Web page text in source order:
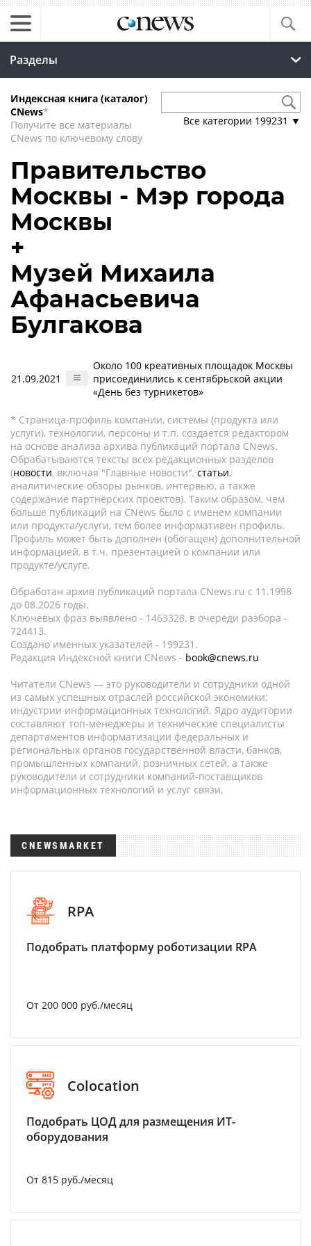
Разделы
Индексная книга (каталог)
CNews*
Получите все материалы
CNews по ключевому слову
Все категории 199231 ▼
Правительство
Москвы - Мэр города
Москвы
+
Музей Михаила
Афанасьевича
Булгакова
21.09.2021
Около 100 креативных площадок Москвы
присоединились к сентябрьской акции
«День без турникетов»
* Страница-профиль компании, системы (продукта или
услуги), технологии, персоны и т.п. создается редактором
на основе анализа архива публикаций портала CNews.
Обрабатываются тексты всех редакционных разделов
(новости, включая "Главные новости", статьи,
аналитические обзоры рынков, интервью, а также
содержание партнёрских проектов). Таким образом, чем
больше публикаций на CNews было с именем компании
или продукта/услуги, тем более информативен профиль.
Профиль может быть дополнен (обогащен) дополнительной
информацией, в т.ч. презентацией о компании или
продукте/услуге.
Обработан архив публикаций портала CNews.ru c 11.1998
до 08.2026 годы.
Ключевых фраз выявлено - 1463328, в очереди разбора -
724413.
Создано именных указателей - 199231.
Редакция Индексной книги CNews - book@cnews.ru
Читатели CNews — это руководители и сотрудники одной
из самых успешных отраслей российской экономики:
индустрии информационных технологий. Ядро аудитории
составляют топ-менеджеры и технические специалисты
департаментов информатизации федеральных и
региональных органов государственной власти, банков,
промышленных компаний, розничных сетей, а также
руководители и сотрудники компаний-поставщиков
информационных технологий и услуг связи.
CNEWSMARKET
RPA
Подобрать платформу роботизации RPA
От 200 000 руб./месяц
Colocation
Подобрать ЦОД для размещения ИТ-
оборудования
От 815 руб./месяц